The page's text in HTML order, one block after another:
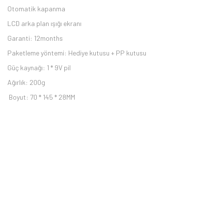
Otomatik kapanma
LCD arka plan ışığı ekranı
Garanti: 12months
Paketleme yöntemi: Hediye kutusu + PP kutusu
Güç kaynağı: 1 * 9V pil
Ağırlık: 200g
Boyut: 70 * 145 * 28MM